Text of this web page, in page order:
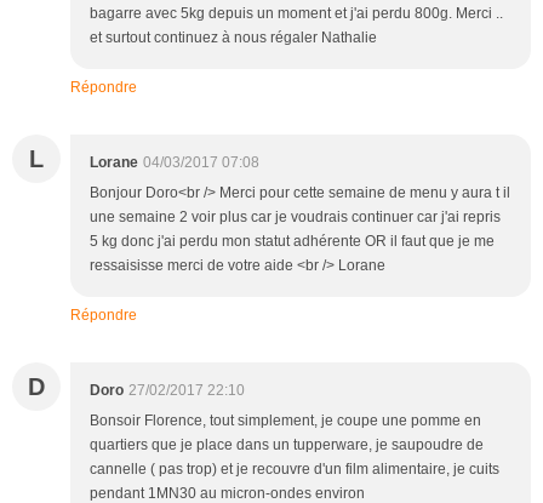
bagarre avec 5kg depuis un moment et j'ai perdu 800g. Merci ..
et surtout continuez à nous régaler Nathalie
Répondre
L Lorane 04/03/2017 07:08
Bonjour Doro<br /> Merci pour cette semaine de menu y aura t il
une semaine 2 voir plus car je voudrais continuer car j'ai repris
5 kg donc j'ai perdu mon statut adhérente OR il faut que je me
ressaisisse merci de votre aide <br /> Lorane
Répondre
D Doro 27/02/2017 22:10
Bonsoir Florence, tout simplement, je coupe une pomme en
quartiers que je place dans un tupperware, je saupoudre de
cannelle ( pas trop) et je recouvre d'un film alimentaire, je cuits
pendant 1MN30 au micron-ondes environ